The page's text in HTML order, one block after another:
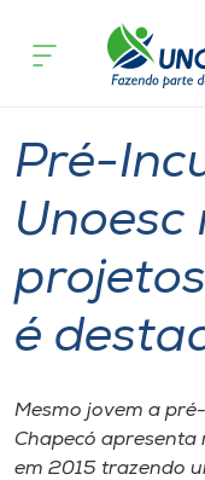
Cursos
Pesquisa
Atendimento ao
Portal de Ensino
A
Unoesc
acontece
Pré-
Unoesc
é
Mesmo jovem a
Chapecó
em 2015 trazendo